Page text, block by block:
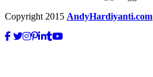
Copyright 2015 AndyHardiyanti.com